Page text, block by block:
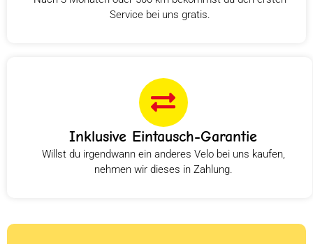
Service bei uns gratis.
Inklusive Eintausch-Garantie
Willst du irgendwann ein anderes Velo bei uns kaufen,
nehmen wir dieses in Zahlung.